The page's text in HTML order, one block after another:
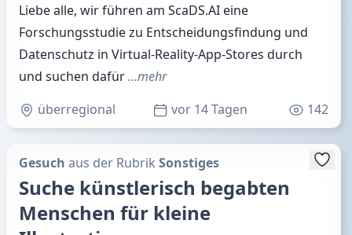
Liebe alle, wir führen am ScaDS.AI eine
Forschungsstudie zu Entscheidungsfindung und
Datenschutz in Virtual-Reality-App-Stores durch
und suchen dafür…mehr
überregional
vor 14 Tagen 142
Gesuch aus der Rubrik Sonstiges
Suche künstlerisch begabten
Menschen für kleine